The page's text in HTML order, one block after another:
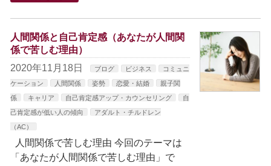
人間関係と自己肯定感（あなたが人間関
係で苦しむ理由）
2020年11月18日
ブログ ビジネス
コミュニ
ケーション
人間関係 姿勢 恋愛・結婚
親子関
係
キャリア 自己肯定感アップ・カウンセリング
自
己肯定感が低い人の傾向
アダルト・チルドレン
（AC）
人間関係で苦しむ理由 今回のテーマは
「あなたが人間関係で苦しむ理由」で